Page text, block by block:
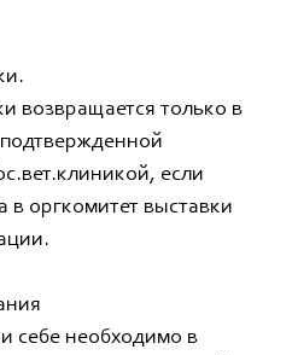
возвращается только в
если
в оргкомитет выставки
себе необходимо в